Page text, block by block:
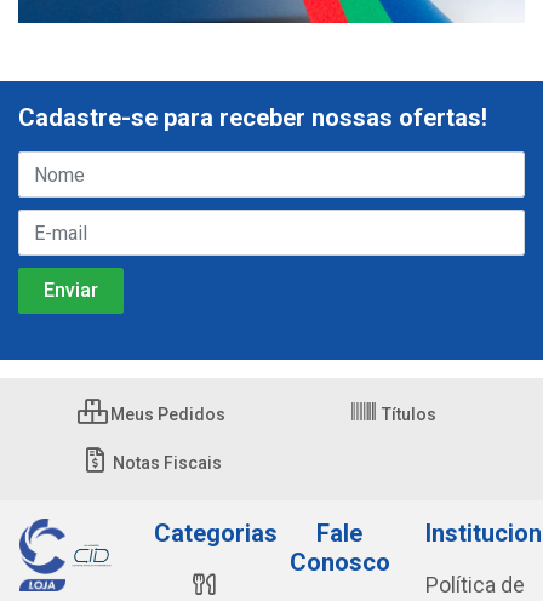
Cadastre-se para receber nossas ofertas!
Meus Pedidos Títulos
Notas Fiscais
Categorias
Fale
Conosco
Política de